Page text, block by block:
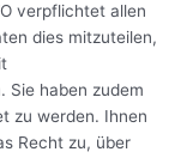
verpflichtet allen
dies mitzuteilen,
Sie haben zudem
zu werden. Ihnen
Recht zu, über